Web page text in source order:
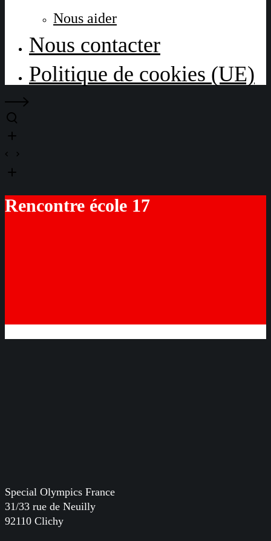
Nous aider
Nous contacter
Politique de cookies (UE)
Rencontre école 17
Special Olympics France
31/33 rue de Neuilly
92110 Clichy